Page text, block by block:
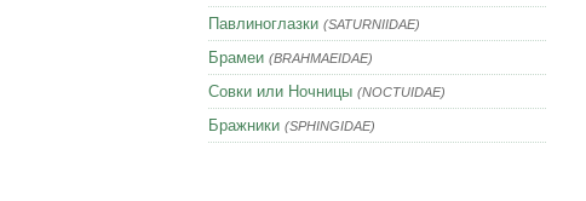
Павлиноглазки (SATURNIIDAE)
Брамеи (BRAHMAEIDAE)
Совки или Ночницы (NOCTUIDAE)
Бражники (SPHINGIDAE)